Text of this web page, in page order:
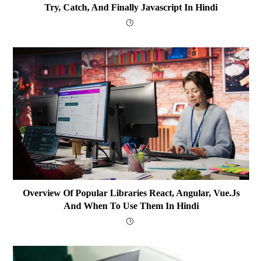
Try, Catch, And Finally Javascript In Hindi
Overview Of Popular Libraries React, Angular, Vue.js
And When To Use Them In Hindi